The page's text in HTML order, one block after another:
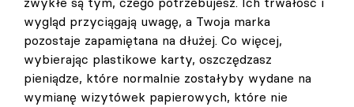
wygląd przyciągają uwagę, a Twoja marka
pozostaje zapamiętana na dłużej. Co więcej,
wybierając plastikowe karty, oszczędzasz
pieniądze, które normalnie zostałyby wydane na
wymianę wizytówek papierowych, które nie